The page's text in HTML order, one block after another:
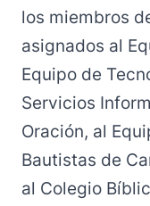
los miembros
asignados al
Equipo de
Servicios
Oración, al
Bautistas de
al Colegio